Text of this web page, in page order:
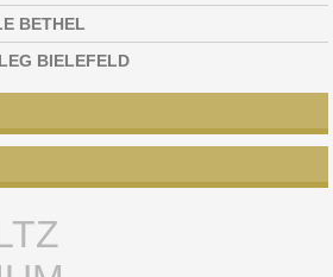
BETHEL
BIELEFELD